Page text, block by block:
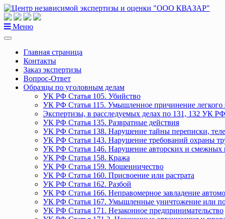
Перейти
к
содержанию
Меню
Главная страница
Контакты
Заказ экспертизы
Вопрос-Ответ
Образцы по уголовным делам
УК РФ Статья 105. Убийство
УК РФ Статья 115. Умышленное причинение легкого
Экспертизы, в расследуемых делах по 131, 132 УК
УК РФ Статья 135. Развратные действия
УК РФ Статья 138. Нарушение тайны переписки,
УК РФ Статья 143. Нарушение требований охраны
УК РФ Статья 146. Нарушение авторских и смежных
УК РФ Статья 158. Кража
УК РФ Статья 159. Мошенничество
УК РФ Статья 160. Присвоение или растрата
УК РФ Статья 162. Разбой
УК РФ Статья 166. Неправомерное завладение
УК РФ Статья 167. Умышленные уничтожение или
УК РФ Статья 171. Незаконное предпринимательство